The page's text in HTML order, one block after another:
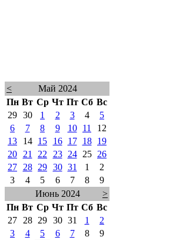
<
Май 2024
Пн Вт Ср Чт Пт Сб Вс
29 30 1 2 3 4
5
6
7 8 9 10 11
12
13
14 15 16 17 18
19
20
21 22 23 24 25
26
27
28 29 30 31 1
2
3
4 5 6 7 8
9
Июнь 2024
>
Пн Вт Ср Чт Пт Сб Вс
27
28 29 30 31 1
2
3
4 5 6 7 8
9